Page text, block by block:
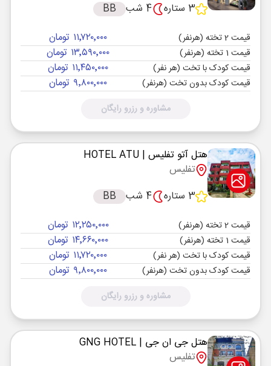
3 ستاره
4 شب BB
قیمت 2 تخته (هرنفر) ۱۱٬۷۲۰٬۰۰۰ تومان
قیمت 1 تخته (هرنفر) ۱۳٬۵۹۰٬۰۰۰ تومان
قیمت کودک با تخت (هر نفر) ۱۱٬۴۵۰٬۰۰۰ تومان
قیمت کودک بدون تخت (هرنفر) ۹٬۸۰۰٬۰۰۰ تومان
مشاوره و رزرو رایگان
هتل آتو تفلیس | HOTEL ATU
تفلیس
3 ستاره
4 شب BB
قیمت 2 تخته (هرنفر) ۱۲٬۲۵۰٬۰۰۰ تومان
قیمت 1 تخته (هرنفر) ۱۴٬۶۶۰٬۰۰۰ تومان
قیمت کودک با تخت (هر نفر) ۱۱٬۷۲۰٬۰۰۰ تومان
قیمت کودک بدون تخت (هرنفر) ۹٬۸۰۰٬۰۰۰ تومان
مشاوره و رزرو رایگان
هتل جی ان جی | GNG HOTEL
تفلیس